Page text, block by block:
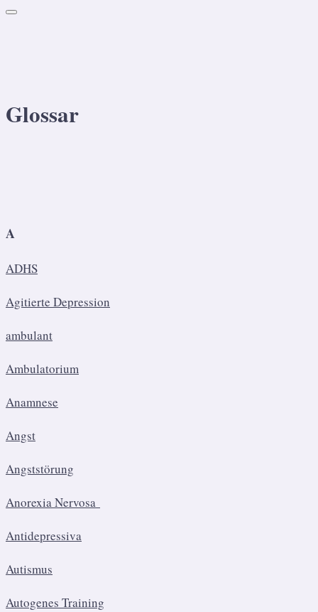
Glossar
A
ADHS
Agitierte Depression
ambulant
Ambulatorium
Anamnese
Angst
Angststörung
Anorexia Nervosa
Antidepressiva
Autismus
Autogenes Training